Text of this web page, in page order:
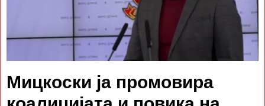
Мицкоски ја промовира